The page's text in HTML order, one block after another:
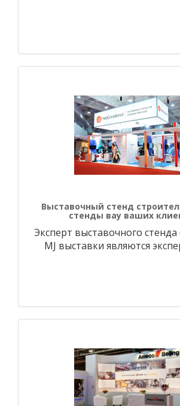
Выставочный стенд
стенды вау ваших
Эксперт выставочного стенда
MJ выставки являются